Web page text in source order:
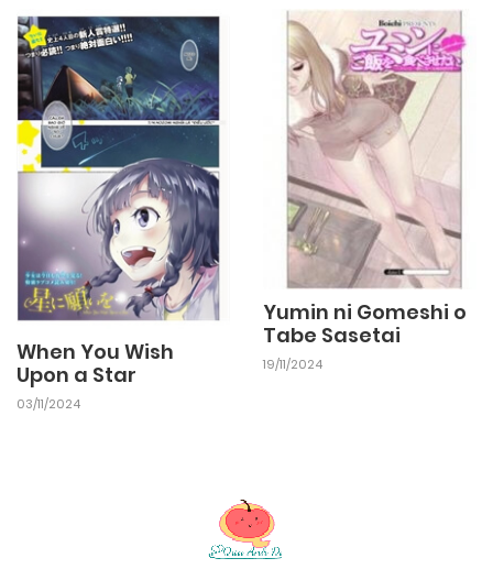
When You Wish
Upon a Star
03/11/2024
Yumin ni Gomeshi o
Tabe Sasetai
19/11/2024